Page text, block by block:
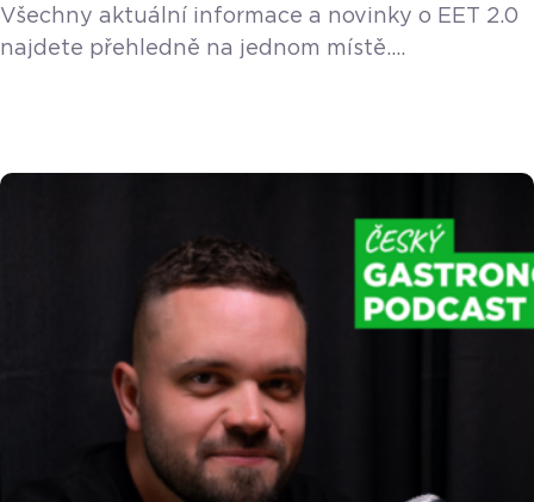
Všechny aktuální informace a novinky o EET 2.0
najdete přehledně na jednom místě.
schválen! Předloha tak nyní leží v Senátu, kde ji
evidence přinese méně odesílaných dat státu,
konec povinných papírových účtenek
i informačních cedulí, a naopak řadu daňových